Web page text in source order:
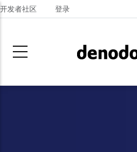
Skip to main content
开发者社区 登录